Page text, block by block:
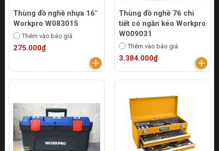
Thùng đồ nghề nhựa 16"
Workpro W083015
Thêm vào báo giá
275.000₫
Thùng đồ nghề 76 chi
tiết có ngăn kéo Workpro
W009031
Thêm vào báo giá
3.384.000₫